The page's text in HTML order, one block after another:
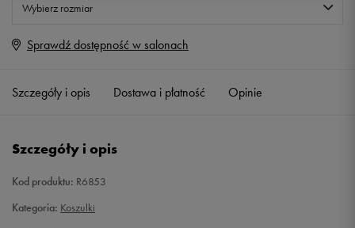
Wybierz rozmiar
M Powiadom o dostępności
L Powiadom o dostępności
XXL
Sprawdź dostępność w salonach
Szczegóły i opis Dostawa i płatność Opinie
Szczegóły i opis
Kod produktu: R6853
Kategoria: Koszulki